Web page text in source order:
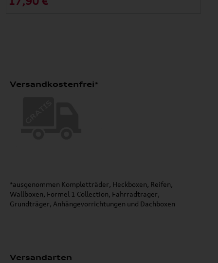
Versandkostenfrei*
*ausgenommen Kompletträder, Heckboxen, Reifen,
Wallboxen, Formel 1 Collection, Fahrradträger,
Grundträger, Anhängevorrichtungen und Dachboxen
Versandarten